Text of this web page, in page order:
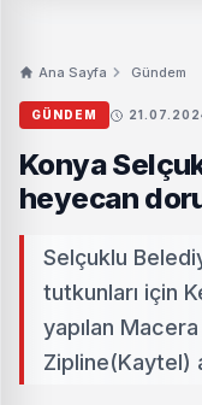
Ana Sayfa Gündem
GÜNDEM
Konya
heyecan
Selçuklu
tutkunları için
yapılan
Zipline(Kaytel)